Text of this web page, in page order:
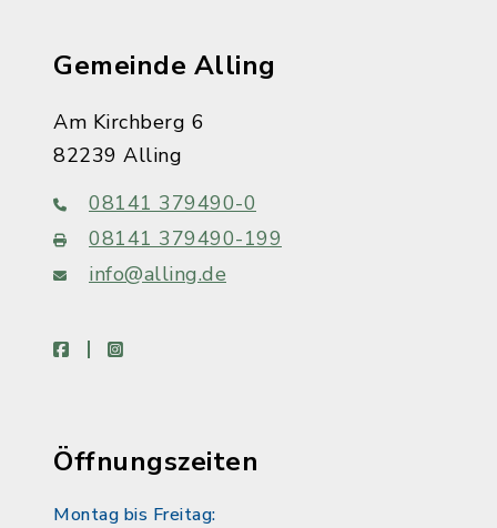
Gemeinde Alling
Am Kirchberg 6
82239 Alling
08141 379490-0
08141 379490-199
info@alling.de
facebookinstagram
Öffnungszeiten
Montag bis Freitag: